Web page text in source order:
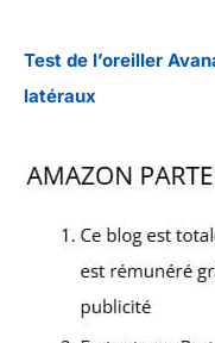
Test de l’oreiller
latéraux